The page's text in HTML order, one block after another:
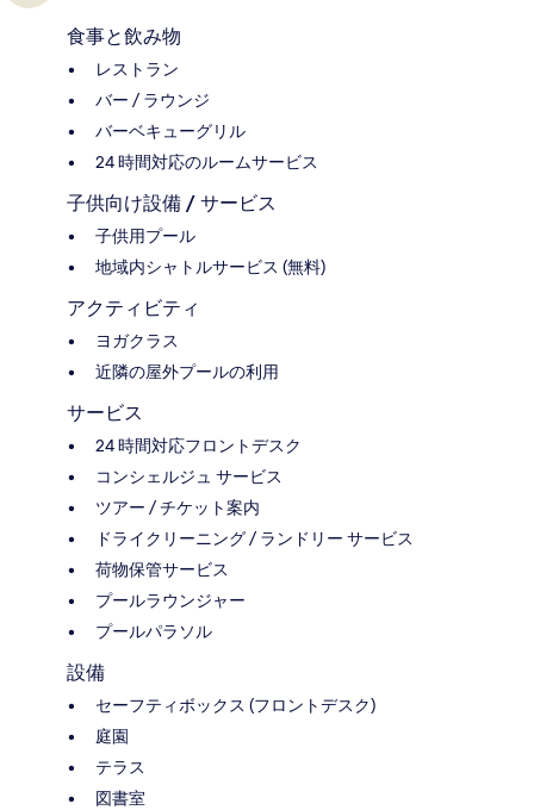
食事と飲み物
レストラン
バー / ラウンジ
バーベキューグリル
24 時間対応のルームサービス
子供向け設備 / サービス
子供用プール
地域内シャトルサービス (無料)
アクティビティ
ヨガクラス
近隣の屋外プールの利用
サービス
24 時間対応フロントデスク
コンシェルジュ サービス
ツアー / チケット案内
ドライクリーニング / ランドリー サービス
荷物保管サービス
プールラウンジャー
プールパラソル
設備
セーフティボックス (フロントデスク)
庭園
テラス
図書室